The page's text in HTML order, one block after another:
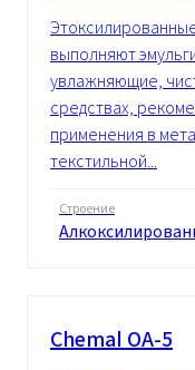
выполняют
увлажняющие,
средствах,
применения в
текстильной...
Строение
Chemal OA-5